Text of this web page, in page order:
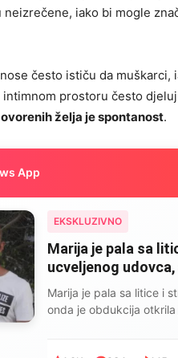
neizrečene, iako bi mogle
često ističu da
intimnom prostoru često
želja je spontanost.
App
EKSKLUZIVNO
Marija je pala sa
ucveljenog
Marija je pala sa litice i
onda je obdukcija otkrila